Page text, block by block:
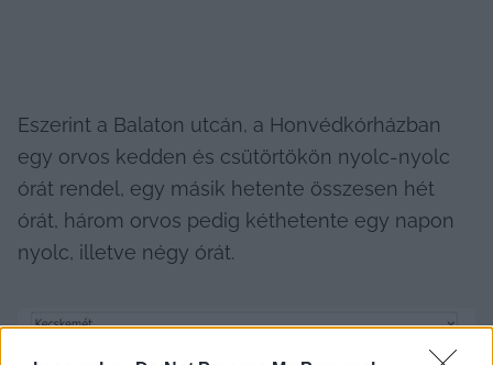
Eszerint a Balaton utcán, a Honvédkórházban
egy orvos kedden és csütörtökön nyolc-nyolc
órát rendel, egy másik hetente összesen hét
órát, három orvos pedig kéthetente egy napon
nyolc, illetve négy órát.